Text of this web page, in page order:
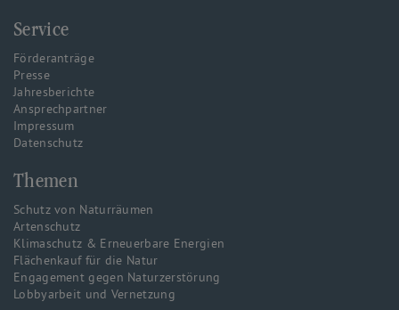
Service
Förderanträge
Presse
Jahresberichte
Ansprechpartner
Impressum
Datenschutz
Themen
Schutz von Naturräumen
Artenschutz
Klimaschutz & Erneuerbare Energien
Flächenkauf für die Natur
Engagement gegen Naturzerstörung
Lobbyarbeit und Vernetzung